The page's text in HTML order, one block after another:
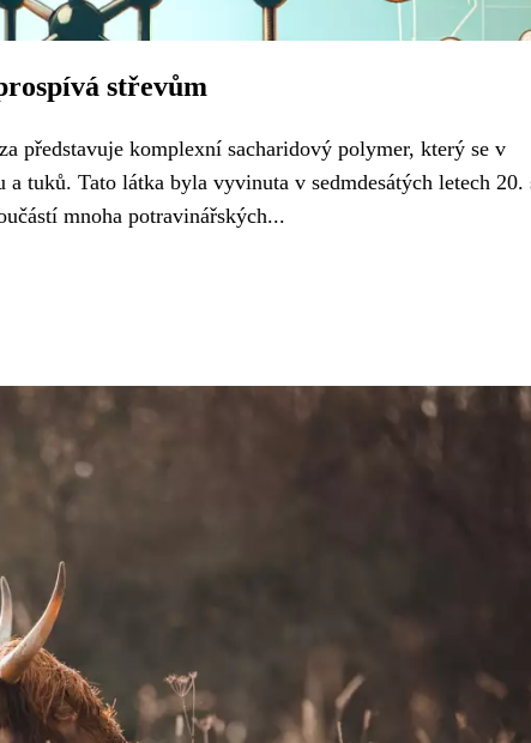
střevům
představuje komplexní sacharidový polymer, který se v
tuků. Tato látka byla vyvinuta v sedmdesátých letech 20.
mnoha potravinářských...